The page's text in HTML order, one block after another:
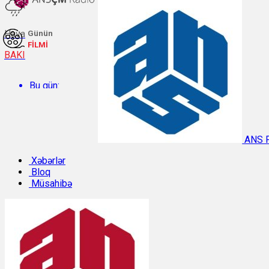
Hava
BAKI
Bu gün:
Temperatur: 30.4°C. Rütubət: 47%.
Sabah:
Günün
FİLMİ
ANS
Xəbərlər
Bloq
Müsahibə